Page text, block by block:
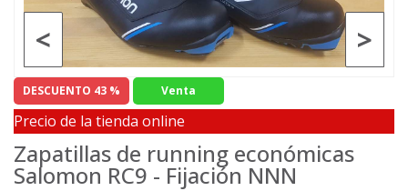
>
<
DESCUENTO 43 % Venta
Precio de la tienda online
Zapatillas de running económicas
Salomon RC9 - Fijación NNN